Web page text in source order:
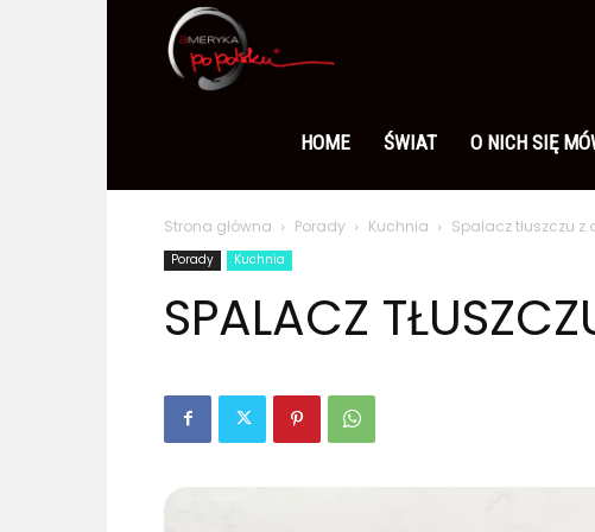
po
polsku
HOME ŚWIAT O NICH SIĘ
Strona główna Porady Kuchnia Spalacz tłuszczu z
Porady Kuchnia
SPALACZ